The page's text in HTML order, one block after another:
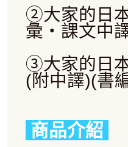
②大家的日
彙・課文中
③大家的日
(附中譯)(書
商品介紹